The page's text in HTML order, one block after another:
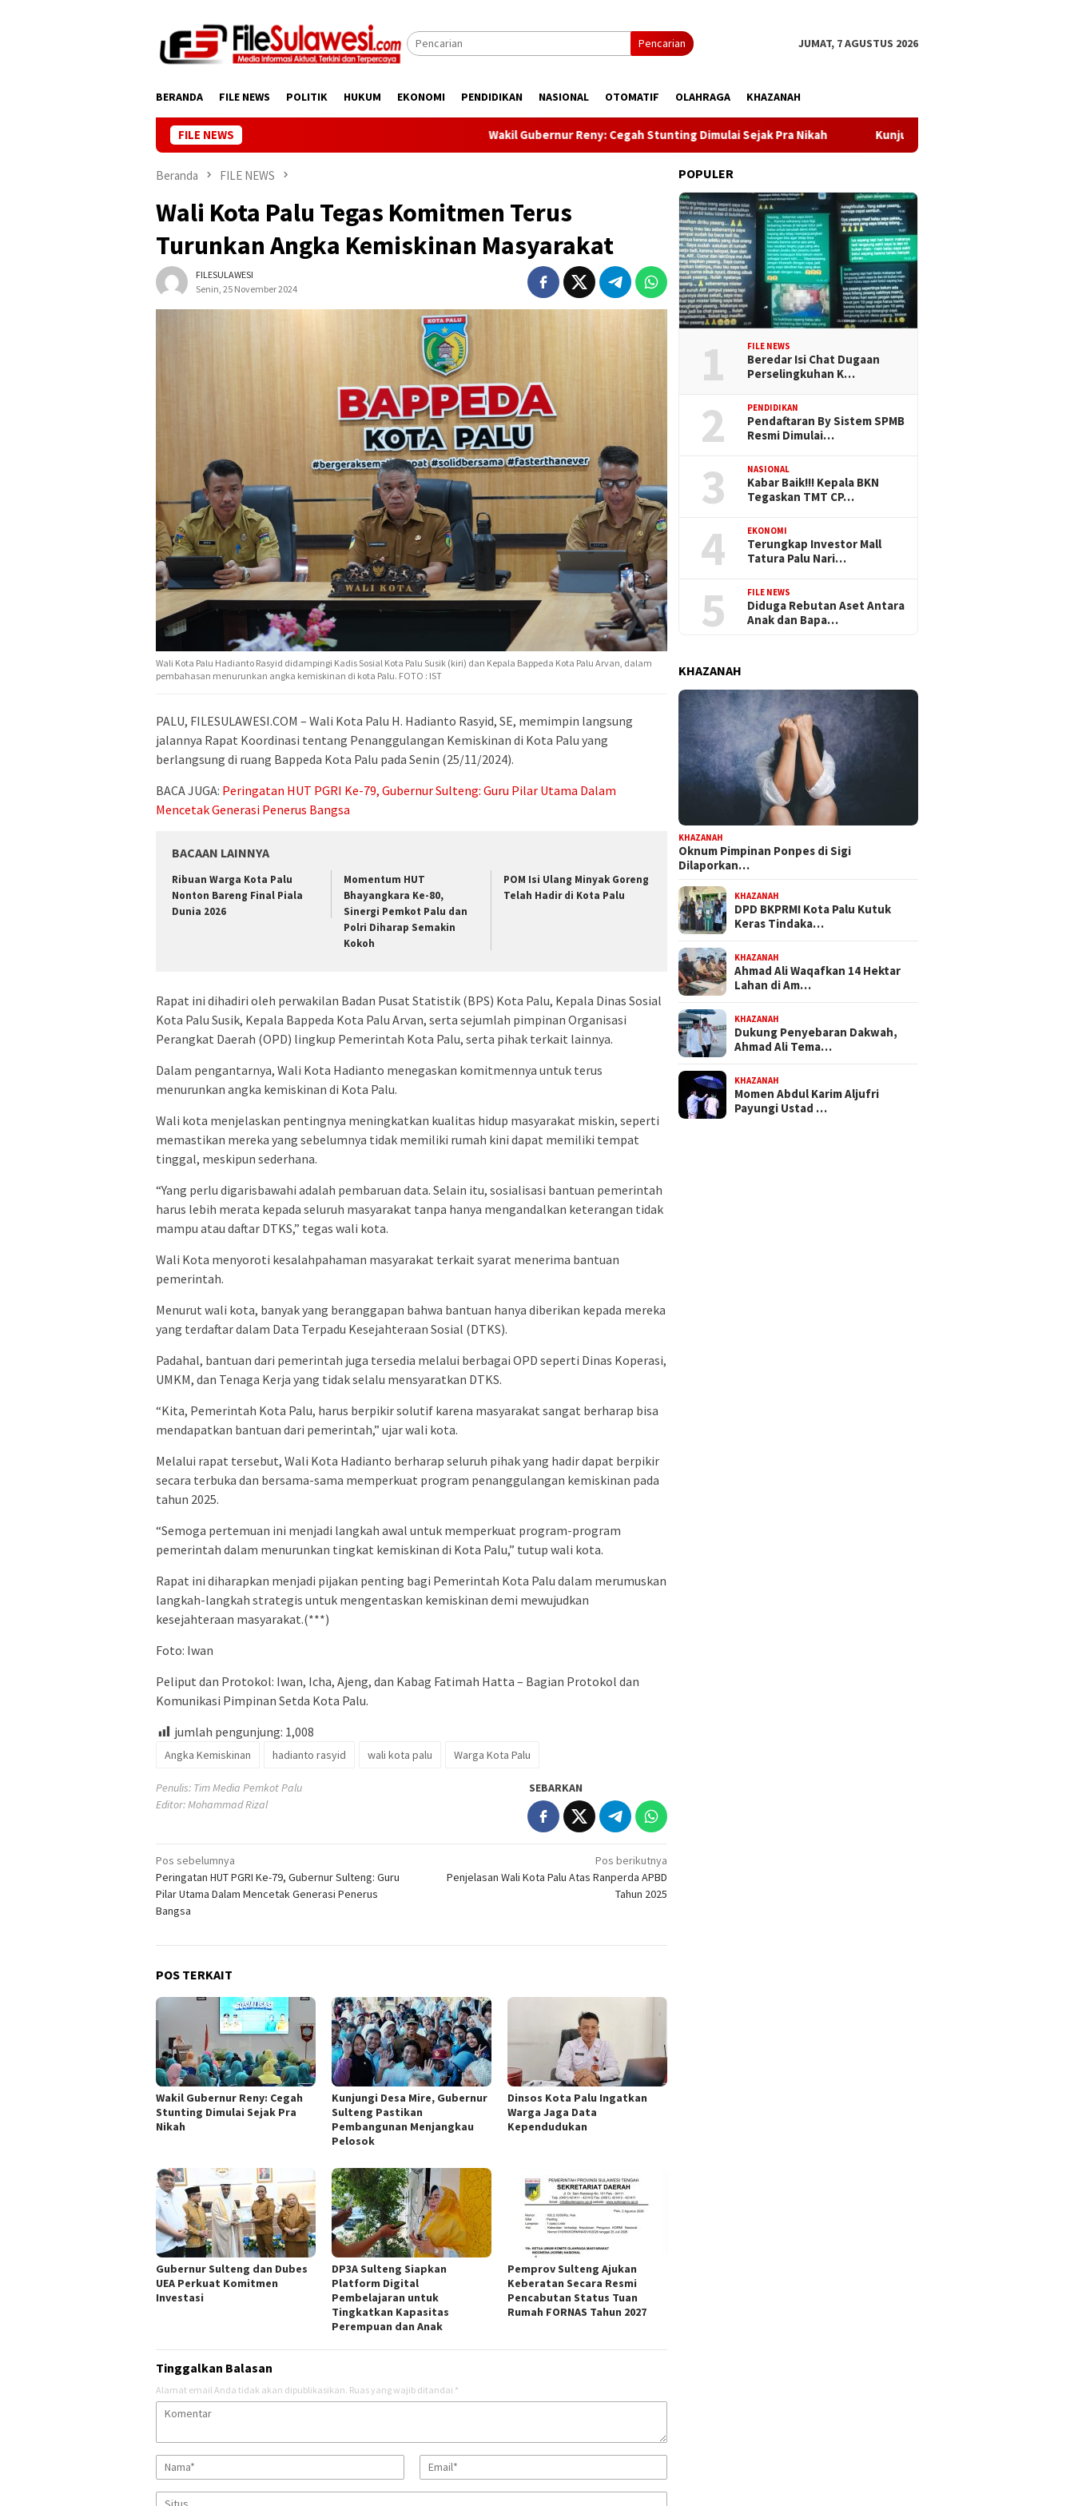
Pencarian JUMAT, 7 AGUSTUS 2026
BERANDA FILE NEWS POLITIK HUKUM EKONOMI PENDIDIKAN NASIONAL OTOMATIF OLAHRAGA KHAZANAH
FILE NEWS Wakil Gubernur Reny: Cegah Stunting Dimulai Sejak Pra Nikah Kunjungi Desa Mire, Gubernur Sulteng Pastikan
Beranda FILE NEWS
Wali Kota Palu Tegas Komitmen Terus
Turunkan Angka Kemiskinan Masyarakat
FILESULAWESI
Senin, 25 November 2024
Wali Kota Palu Hadianto Rasyid didampingi Kadis Sosial Kota Palu Susik (kiri) dan Kepala Bappeda Kota Palu Arvan, dalam
pembahasan menurunkan angka kemiskinan di kota Palu. FOTO : IST
PALU, FILESULAWESI.COM – Wali Kota Palu H. Hadianto Rasyid, SE, memimpin langsung
jalannya Rapat Koordinasi tentang Penanggulangan Kemiskinan di Kota Palu yang
berlangsung di ruang Bappeda Kota Palu pada Senin (25/11/2024).
BACA JUGA: Peringatan HUT PGRI Ke-79, Gubernur Sulteng: Guru Pilar Utama Dalam
Mencetak Generasi Penerus Bangsa
BACAAN LAINNYA
Ribuan Warga Kota Palu
Nonton Bareng Final Piala
Dunia 2026
Momentum HUT
Bhayangkara Ke-80,
Sinergi Pemkot Palu dan
Polri Diharap Semakin
Kokoh
POM Isi Ulang Minyak Goreng
Telah Hadir di Kota Palu
Rapat ini dihadiri oleh perwakilan Badan Pusat Statistik (BPS) Kota Palu, Kepala Dinas Sosial
Kota Palu Susik, Kepala Bappeda Kota Palu Arvan, serta sejumlah pimpinan Organisasi
Perangkat Daerah (OPD) lingkup Pemerintah Kota Palu, serta pihak terkait lainnya.
Dalam pengantarnya, Wali Kota Hadianto menegaskan komitmennya untuk terus
menurunkan angka kemiskinan di Kota Palu.
Wali kota menjelaskan pentingnya meningkatkan kualitas hidup masyarakat miskin, seperti
memastikan mereka yang sebelumnya tidak memiliki rumah kini dapat memiliki tempat
tinggal, meskipun sederhana.
“Yang perlu digarisbawahi adalah pembaruan data. Selain itu, sosialisasi bantuan pemerintah
harus lebih merata kepada seluruh masyarakat tanpa hanya mengandalkan keterangan tidak
mampu atau daftar DTKS,” tegas wali kota.
Wali Kota menyoroti kesalahpahaman masyarakat terkait syarat menerima bantuan
pemerintah.
Menurut wali kota, banyak yang beranggapan bahwa bantuan hanya diberikan kepada mereka
yang terdaftar dalam Data Terpadu Kesejahteraan Sosial (DTKS).
Padahal, bantuan dari pemerintah juga tersedia melalui berbagai OPD seperti Dinas Koperasi,
UMKM, dan Tenaga Kerja yang tidak selalu mensyaratkan DTKS.
“Kita, Pemerintah Kota Palu, harus berpikir solutif karena masyarakat sangat berharap bisa
mendapatkan bantuan dari pemerintah,” ujar wali kota.
Melalui rapat tersebut, Wali Kota Hadianto berharap seluruh pihak yang hadir dapat berpikir
secara terbuka dan bersama-sama memperkuat program penanggulangan kemiskinan pada
tahun 2025.
“Semoga pertemuan ini menjadi langkah awal untuk memperkuat program-program
pemerintah dalam menurunkan tingkat kemiskinan di Kota Palu,” tutup wali kota.
Rapat ini diharapkan menjadi pijakan penting bagi Pemerintah Kota Palu dalam merumuskan
langkah-langkah strategis untuk mengentaskan kemiskinan demi mewujudkan
kesejahteraan masyarakat.(***)
Foto: Iwan
Peliput dan Protokol: Iwan, Icha, Ajeng, dan Kabag Fatimah Hatta – Bagian Protokol dan
Komunikasi Pimpinan Setda Kota Palu.
jumlah pengunjung: 1,008
Angka Kemiskinan hadianto rasyid wali kota palu Warga Kota Palu
Penulis: Tim Media Pemkot Palu
Editor: Mohammad Rizal
SEBARKAN
Navigasi
pos
Pos sebelumnya
Peringatan HUT PGRI Ke-79, Gubernur Sulteng: Guru
Pilar Utama Dalam Mencetak Generasi Penerus
Bangsa
Pos berikutnya
Penjelasan Wali Kota Palu Atas Ranperda APBD
Tahun 2025
POS TERKAIT
Wakil Gubernur Reny: Cegah
Stunting Dimulai Sejak Pra
Nikah
Kunjungi Desa Mire, Gubernur
Sulteng Pastikan
Pembangunan Menjangkau
Pelosok
Dinsos Kota Palu Ingatkan
Warga Jaga Data
Kependudukan
Gubernur Sulteng dan Dubes
UEA Perkuat Komitmen
Investasi
DP3A Sulteng Siapkan
Platform Digital
Pembelajaran untuk
Tingkatkan Kapasitas
Perempuan dan Anak
Pemprov Sulteng Ajukan
Keberatan Secara Resmi
Pencabutan Status Tuan
Rumah FORNAS Tahun 2027
Tinggalkan Balasan
Alamat email Anda tidak akan dipublikasikan. Ruas yang wajib ditandai *
POPULER
1 FILE NEWS
Beredar Isi Chat Dugaan
Perselingkuhan K…
2 PENDIDIKAN
Pendaftaran By Sistem SPMB
Resmi Dimulai…
3 NASIONAL
Kabar Baik!!! Kepala BKN
Tegaskan TMT CP…
4 EKONOMI
Terungkap Investor Mall
Tatura Palu Nari…
5 FILE NEWS
Diduga Rebutan Aset Antara
Anak dan Bapa…
KHAZANAH
KHAZANAH
Oknum Pimpinan Ponpes di Sigi
Dilaporkan…
KHAZANAH
DPD BKPRMI Kota Palu Kutuk
Keras Tindaka…
KHAZANAH
Ahmad Ali Waqafkan 14 Hektar
Lahan di Am…
KHAZANAH
Dukung Penyebaran Dakwah,
Ahmad Ali Tema…
KHAZANAH
Momen Abdul Karim Aljufri
Payungi Ustad …